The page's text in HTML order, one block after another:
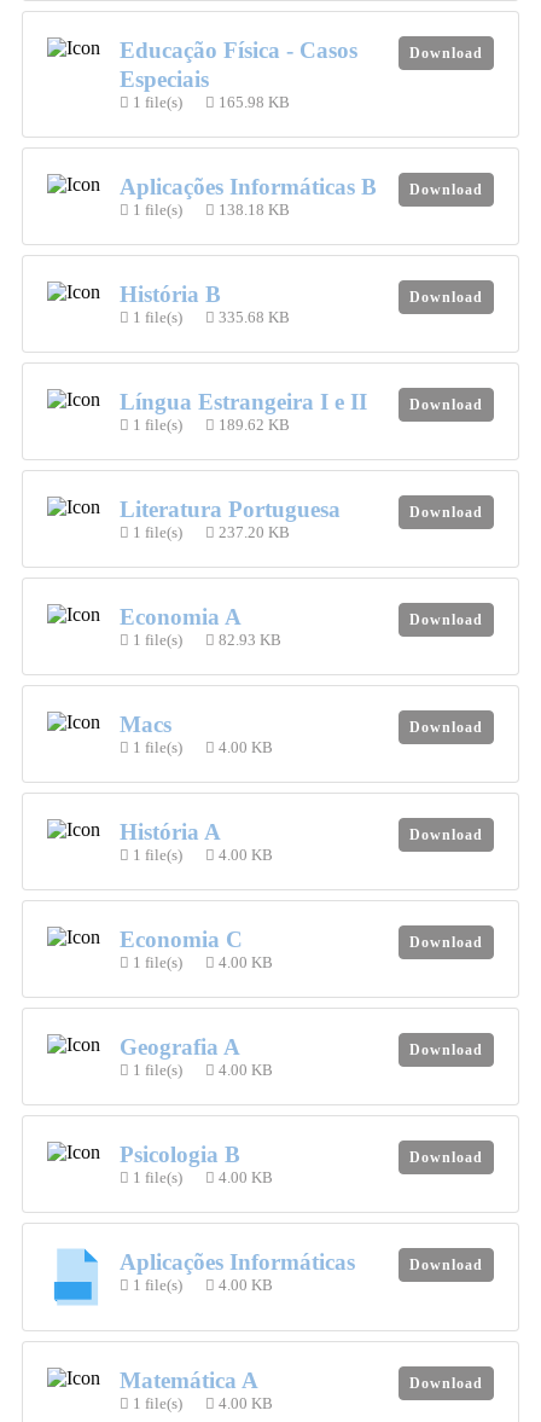
Educação Física - Casos
Especiais
1 file(s) 165.98 KB
Download
Aplicações Informáticas B
1 file(s) 138.18 KB
Download
História B
1 file(s) 335.68 KB
Download
Língua Estrangeira I e II
1 file(s) 189.62 KB
Download
Literatura Portuguesa
1 file(s) 237.20 KB
Download
Economia A
1 file(s) 82.93 KB
Download
Macs
1 file(s) 4.00 KB
Download
História A
1 file(s) 4.00 KB
Download
Economia C
1 file(s) 4.00 KB
Download
Geografia A
1 file(s) 4.00 KB
Download
Psicologia B
1 file(s) 4.00 KB
Download
Aplicações Informáticas
1 file(s) 4.00 KB
Download
Matemática A
1 file(s) 4.00 KB
Download